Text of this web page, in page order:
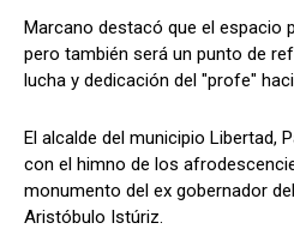
Marcano destacó que el espacio
pero también será un punto de
lucha y dedicación del "profe"
El alcalde del municipio Libertad,
con el himno de los
monumento del ex gobernador
Aristóbulo Istúriz.